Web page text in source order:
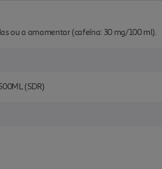
ou a amamentar (cafeína: 30 mg/100 ml).
(SDR)